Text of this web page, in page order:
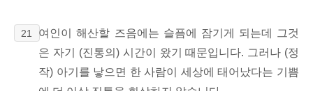
21
여인이 해산할 즈음에는 슬픔에 잠기게 되는데 그것
은 자기 (진통의) 시간이 왔기 때문입니다. 그러나 (정
작) 아기를 낳으면 한 사람이 세상에 태어났다는 기쁨